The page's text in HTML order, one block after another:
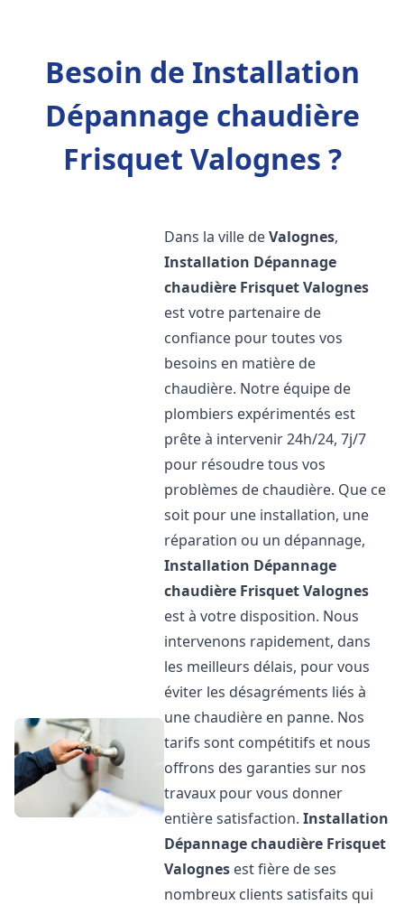
Besoin de Installation
Dépannage chaudière
Frisquet Valognes ?
Dans la ville deValognes,
Installation Dépannage
chaudière FrisquetValognes
est votre partenaire de
confiance pour toutes vos
besoins en matière de
chaudière. Notre équipe de
plombiers expérimentés est
prête à intervenir 24h/24, 7j/7
pour résoudre tous vos
problèmes de chaudière. Que ce
soit pour une installation, une
réparation ou un dépannage,
Installation Dépannage
chaudière FrisquetValognes
est à votre disposition. Nous
intervenons rapidement, dans
les meilleurs délais, pour vous
éviter les désagréments liés à
une chaudière en panne. Nos
tarifs sont compétitifs et nous
offrons des garanties sur nos
travaux pour vous donner
entière satisfaction.Installation
Dépannage chaudière Frisquet
Valognes est fière de ses
nombreux clients satisfaits qui